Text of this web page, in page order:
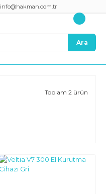
info@hakman.com.tr
Ara
Toplam 2 ürün